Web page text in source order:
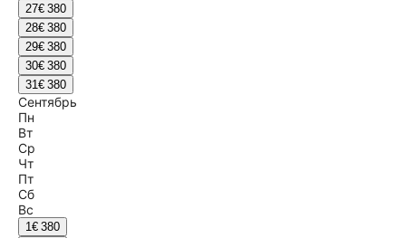
27€ 380
28€ 380
29€ 380
30€ 380
31€ 380
Сентябрь
Пн
Вт
Ср
Чт
Пт
Сб
Вс
1€ 380